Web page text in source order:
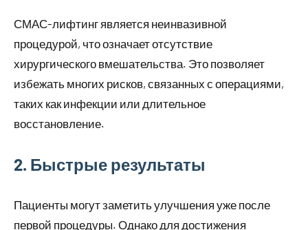
СМАС-лифтинг является неинвазивной
процедурой, что означает отсутствие
хирургического вмешательства. Это позволяет
избежать многих рисков, связанных с операциями,
таких как инфекции или длительное
восстановление.
2. Быстрые результаты
Пациенты могут заметить улучшения уже после
первой процедуры. Однако для достижения